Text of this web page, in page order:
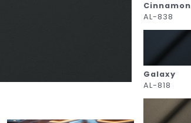
Cinnamon
AL-838
Galaxy
AL-818